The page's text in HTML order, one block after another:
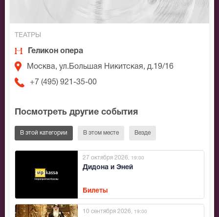
ТЕАТРЫ
Геликон опера
Москва, ул.Большая Никитская, д.19/16
+7 (495) 921-35-00
Посмотреть другие события
В этой категории В этом месте Везде
Дидона и Эней
27 октября 2026 , 19:00
Билеты
10 сентября 2026 , 19:00